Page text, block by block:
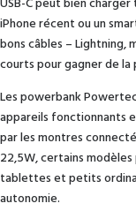
USB-C peut bien
iPhone récent ou un
bons câbles – Lightning,
courts pour gagner de la
Les powerbank
appareils fonctionnants
par les montres
22,5W, certains
tablettes et petits
autonomie.